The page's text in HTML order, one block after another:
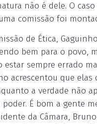
não é dele. O
comissão foi
de Ética,
bem para o povo,
estar sempre errado
acrescentou que elas
a verdade não
poder. É bom a gente
da Câmara,